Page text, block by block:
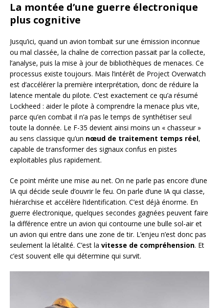
La montée d’une guerre électronique
plus cognitive
Jusqu’ici, quand un avion tombait sur une émission inconnue
ou mal classée, la chaîne de correction passait par la collecte,
l’analyse, puis la mise à jour de bibliothèques de menaces. Ce
processus existe toujours. Mais l’intérêt de Project Overwatch
est d’accélérer la première interprétation, donc de réduire la
latence mentale du pilote. C’est exactement ce qu’a résumé
Lockheed : aider le pilote à comprendre la menace plus vite,
parce qu’en combat il n’a pas le temps de synthétiser seul
toute la donnée. Le F-35 devient ainsi moins un « chasseur »
au sens classique qu’un nœud de traitement temps réel,
capable de transformer des signaux confus en pistes
exploitables plus rapidement.
Ce point mérite une mise au net. On ne parle pas encore d’une
IA qui décide seule d’ouvrir le feu. On parle d’une IA qui classe,
hiérarchise et accélère l’identification. C’est déjà énorme. En
guerre électronique, quelques secondes gagnées peuvent faire
la différence entre un avion qui contourne une bulle sol-air et
un avion qui entre dans une zone de tir. L’enjeu n’est donc pas
seulement la létalité. C’est la vitesse de compréhension. Et
c’est souvent elle qui détermine qui survit.